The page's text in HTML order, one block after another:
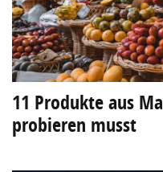
11 Produkte aus
probieren musst